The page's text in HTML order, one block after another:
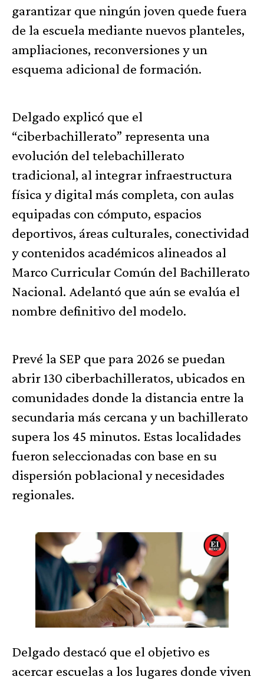
garantizar que ningún joven quede fuera
de la escuela mediante nuevos planteles,
ampliaciones, reconversiones y un
esquema adicional de formación.
Delgado explicó que el
“ciberbachillerato” representa una
evolución del telebachillerato
tradicional, al integrar infraestructura
física y digital más completa, con aulas
equipadas con cómputo, espacios
deportivos, áreas culturales, conectividad
y contenidos académicos alineados al
Marco Curricular Común del Bachillerato
Nacional. Adelantó que aún se evalúa el
nombre definitivo del modelo.
Prevé la SEP que para 2026 se puedan
abrir 130 ciberbachilleratos, ubicados en
comunidades donde la distancia entre la
secundaria más cercana y un bachillerato
supera los 45 minutos. Estas localidades
fueron seleccionadas con base en su
dispersión poblacional y necesidades
regionales.
Delgado destacó que el objetivo es
acercar escuelas a los lugares donde viven